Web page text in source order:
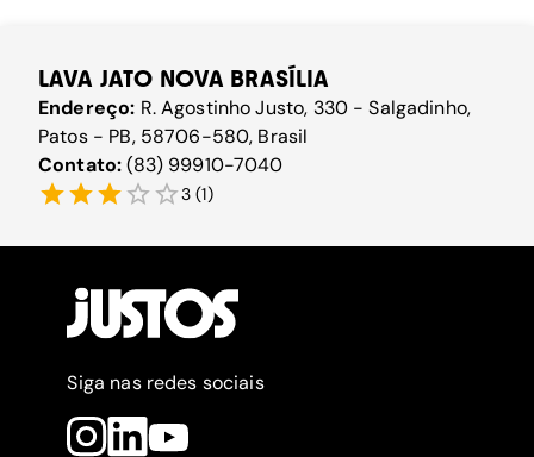
LAVA JATO NOVA BRASÍLIA
Endereço: R. Agostinho Justo, 330 - Salgadinho,
Patos - PB, 58706-580, Brasil
Contato:(83) 99910-7040
3 (1)
Siga nas redes sociais